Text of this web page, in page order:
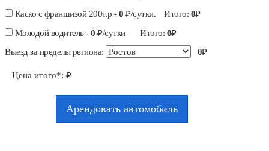
Каско с франшизой 200т.р -0 ₽/сутки. Итого: 0₽
Молодой водитель -0 ₽/сутки Итого: 0₽
Выезд за пределы региона:
0₽
Цена итого*: ₽
Арендовать автомобиль